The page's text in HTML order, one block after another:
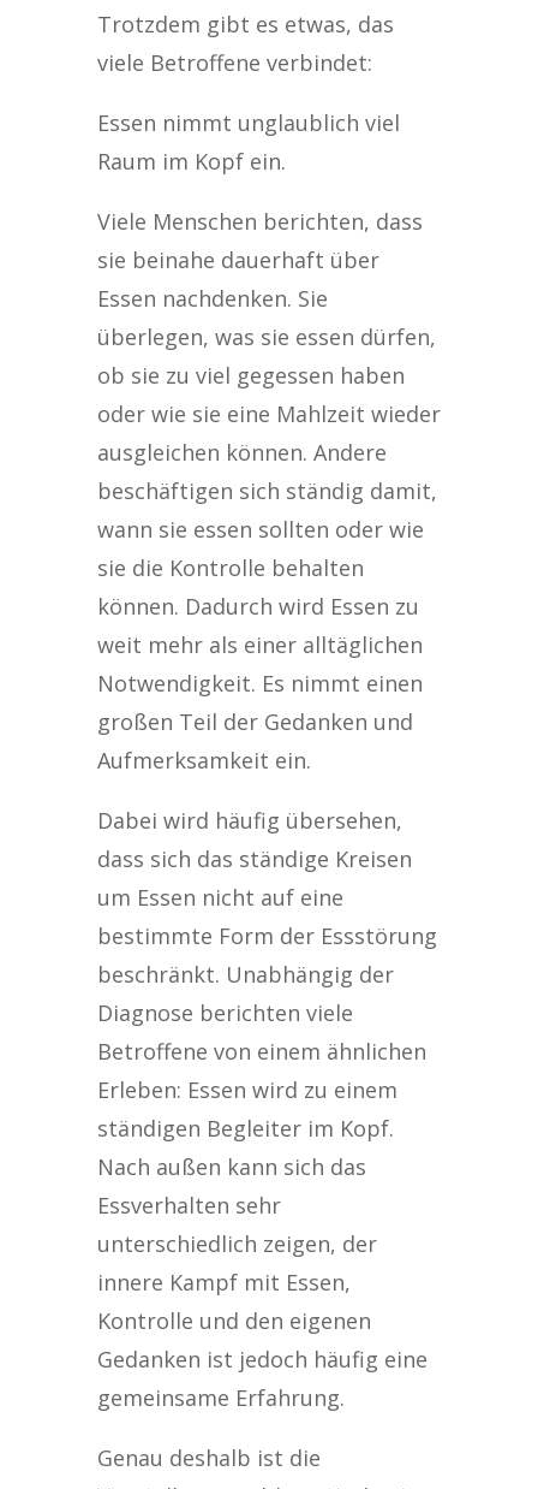
Trotzdem gibt es etwas, das
viele Betroffene verbindet:
Essen nimmt unglaublich viel
Raum im Kopf ein.
Viele Menschen berichten, dass
sie beinahe dauerhaft über
Essen nachdenken. Sie
überlegen, was sie essen dürfen,
ob sie zu viel gegessen haben
oder wie sie eine Mahlzeit wieder
ausgleichen können. Andere
beschäftigen sich ständig damit,
wann sie essen sollten oder wie
sie die Kontrolle behalten
können. Dadurch wird Essen zu
weit mehr als einer alltäglichen
Notwendigkeit. Es nimmt einen
großen Teil der Gedanken und
Aufmerksamkeit ein.
Dabei wird häufig übersehen,
dass sich das ständige Kreisen
um Essen nicht auf eine
bestimmte Form der Essstörung
beschränkt. Unabhängig der
Diagnose berichten viele
Betroffene von einem ähnlichen
Erleben: Essen wird zu einem
ständigen Begleiter im Kopf.
Nach außen kann sich das
Essverhalten sehr
unterschiedlich zeigen, der
innere Kampf mit Essen,
Kontrolle und den eigenen
Gedanken ist jedoch häufig eine
gemeinsame Erfahrung.
Genau deshalb ist die